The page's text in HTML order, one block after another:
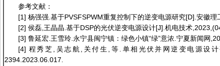
参考文献：
[1] 杨强强.基于PVSFSPWM重复控制下的逆变电源研究[D].安徽
[2] 侯磊,王晶晶.基于DSP的光伏逆变电源设计[J].机电技术
[3] 鲁延宏.王雪玲.永宁县闽宁镇：绿色小镇“绿”意浓.宁夏新闻网
[4] 程秀芝,吴志航,关付生,等.单相光伏并网逆变电源设计
2394.2023.06.017.